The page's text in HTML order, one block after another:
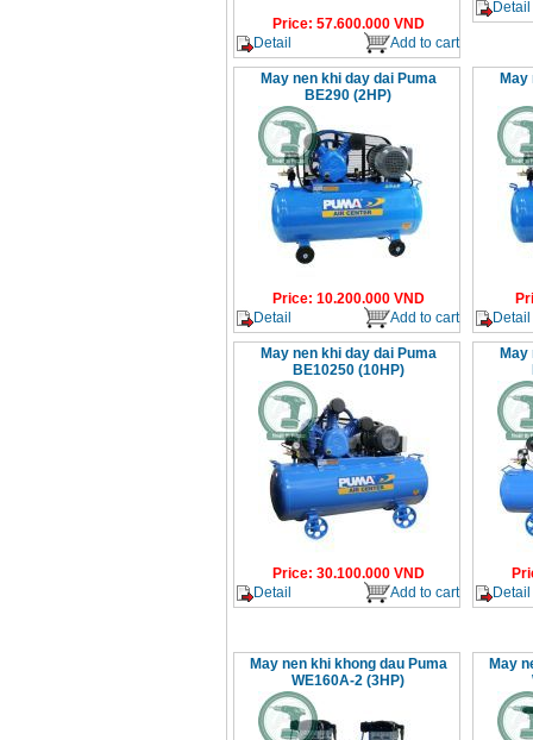
Price: 57.600.000VND
Detail
Add to cart
Detail
May nen khi day dai Puma
BE290 (2HP)
Price: 10.200.000VND
Detail
Add to cart
May
Detail
May nen khi day dai Puma
BE10250 (10HP)
Price: 30.100.000VND
Detail
Add to cart
May
Detail
May nen khi khong dau Puma
WE160A-2 (3HP)
May